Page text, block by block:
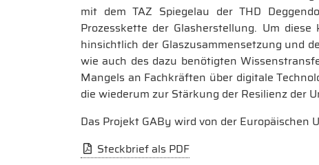
mit dem TAZ Spiegelau der THD
Prozesskette der Glasherstellung. Um
hinsichtlich der Glaszusammensetzung und
wie auch des dazu benötigten
Mangels an Fachkräften über digitale
die wiederum zur Stärkung der Resilienz der
Das Projekt GABy wird von der Europäischen
Steckbrief als PDF